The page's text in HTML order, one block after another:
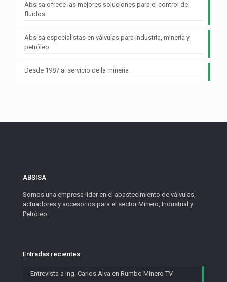
Absisa ofrece las mejores soluciones para el control de
fluidos
Absisa especialistas en válvulas para industria, minería y
petróleo
Desde 1987 al servicio de la minería
ABSISA
Somos una empresa líder en el abastecimiento de válvulas,
actuadores y accesorios para el sector Minero, Industrial y
Petróleo.
Entradas recientes
Entrevista a Ing. Carlos Alva en Rumbo Minero TV